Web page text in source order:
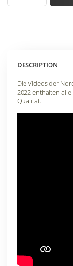
DESCRIPTION
Die Videos der
2022 enthalten
Qualität.